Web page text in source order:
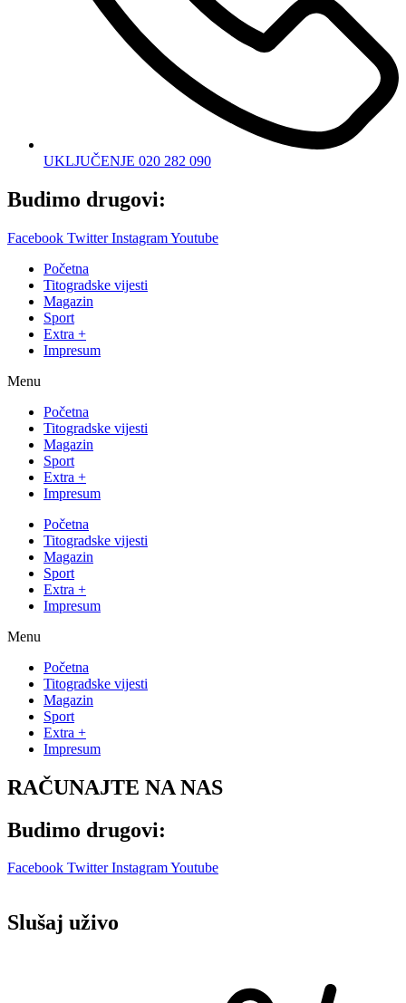
UKLJUČENJE 020 282 090
Budimo drugovi:
Facebook Twitter InstagramYoutube
Početna
Titogradske vijesti
Magazin
Sport
Extra +
Impresum
Menu
Početna
Titogradske vijesti
Magazin
Sport
Extra +
Impresum
Početna
Titogradske vijesti
Magazin
Sport
Extra +
Impresum
Menu
Početna
Titogradske vijesti
Magazin
Sport
Extra +
Impresum
RAČUNAJTE NA NAS
Budimo drugovi:
Facebook Twitter InstagramYoutube
Slušaj uživo